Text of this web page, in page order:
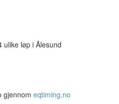
ulike løp i Ålesund
gjennom eqtiming.no